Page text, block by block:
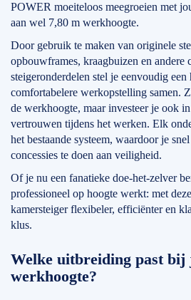
POWER moeiteloos meegroeien met
aan wel 7,80 m werkhoogte.
Door gebruik te maken van originele
opbouwframes, kraagbuizen en andere
steigeronderdelen stel je eenvoudig
comfortabelere werkopstelling samen.
de werkhoogte, maar investeer je ook
vertrouwen tijdens het werken. Elk
het bestaande systeem, waardoor je
concessies te doen aan veiligheid.
Of je nu een fanatieke doe-het-zelver
professioneel op hoogte werkt: met
kamersteiger flexibeler, efficiënter en
klus.
Welke uitbreiding past bij
werkhoogte?